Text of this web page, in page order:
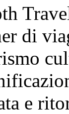
di
e